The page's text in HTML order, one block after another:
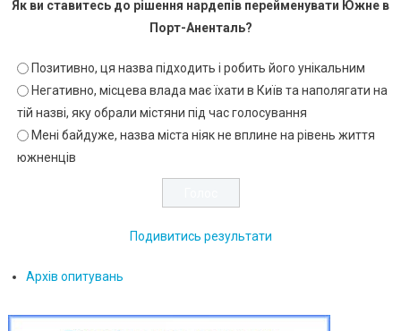
Як ви ставитесь до рішення нардепів перейменувати Южне в
Порт-Аненталь?
Позитивно, ця назва підходить і робить його унікальним
Негативно, місцева влада має їхати в Київ та наполягати на
тій назві, яку обрали містяни під час голосування
Мені байдуже, назва міста ніяк не вплине на рівень життя
южненців
Подивитись результати
Архів опитувань